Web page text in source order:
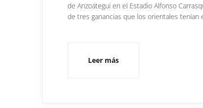
de Anzoátegui en el Estadio Alfonso
de tres ganancias que los orientales tenían
Leer más